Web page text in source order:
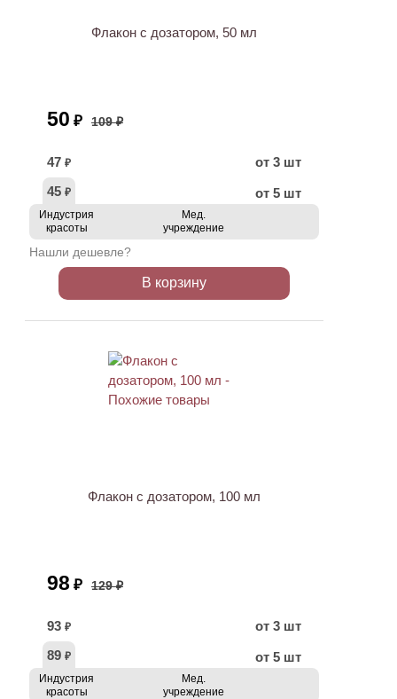
Флакон с дозатором, 50 мл
50 ₽ 109 ₽
47 ₽
от 3 шт
45 ₽ от 5 шт
Индустрия
красоты
Мед.
учреждение
Нашли дешевле?
В корзину
Флакон с дозатором, 100 мл
98 ₽ 129 ₽
93 ₽
от 3 шт
89 ₽ от 5 шт
Индустрия
красоты
Мед.
учреждение